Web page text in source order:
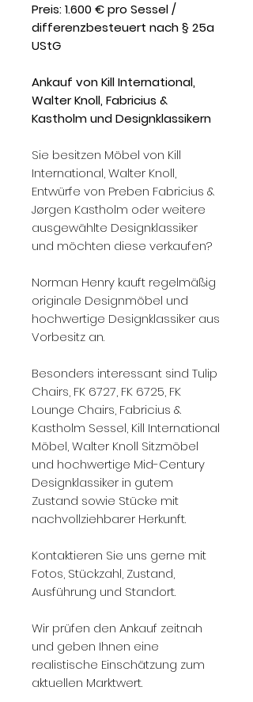
Preis: 1.600 € pro Sessel /
differenzbesteuert nach § 25a
UStG
Ankauf von Kill International,
Walter Knoll, Fabricius &
Kastholm und Designklassikern
Sie besitzen Möbel von Kill
International, Walter Knoll,
Entwürfe von Preben Fabricius &
Jørgen Kastholm oder weitere
ausgewählte Designklassiker
und möchten diese verkaufen?
Norman Henry kauft regelmäßig
originale Designmöbel und
hochwertige Designklassiker aus
Vorbesitz an.
Besonders interessant sind Tulip
Chairs, FK 6727, FK 6725, FK
Lounge Chairs, Fabricius &
Kastholm Sessel, Kill International
Möbel, Walter Knoll Sitzmöbel
und hochwertige Mid-Century
Designklassiker in gutem
Zustand sowie Stücke mit
nachvollziehbarer Herkunft.
Kontaktieren Sie uns gerne mit
Fotos, Stückzahl, Zustand,
Ausführung und Standort.
Wir prüfen den Ankauf zeitnah
und geben Ihnen eine
realistische Einschätzung zum
aktuellen Marktwert.